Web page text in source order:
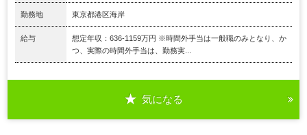
勤務地 東京都港区海岸
給与
想定年収：636-1159万円 ※時間外手当は一般職のみとなり、か
つ、実際の時間外手当は、勤務実...
気になる